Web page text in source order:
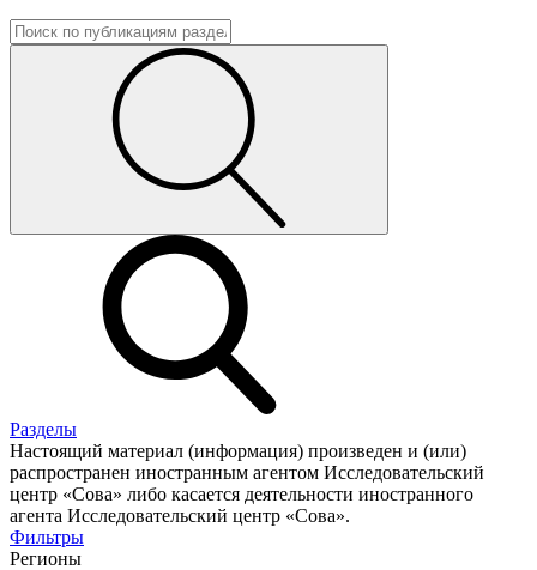
Разделы
Настоящий материал (информация) произведен и (или)
распространен иностранным агентом Исследовательский
центр «Сова» либо касается деятельности иностранного
агента Исследовательский центр «Сова».
Фильтры
Регионы